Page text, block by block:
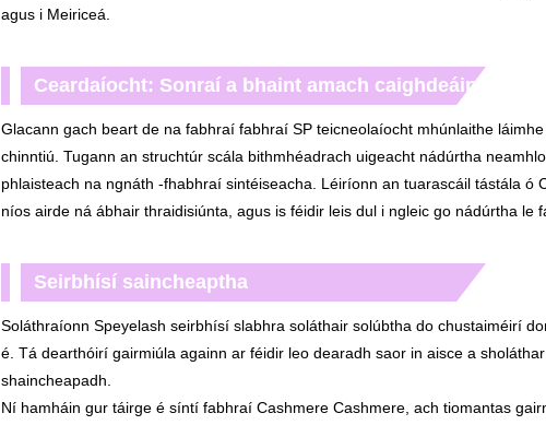
agus i Meiriceá.
Ceardaíocht: Sonraí a bhaint amach caighdeáin
Glacann gach beart de na fabhraí fabhraí SP teicneolaíocht mhúnlaithe
chinntiú. Tugann an struchtúr scála bithmhéadrach uigeacht nádúrtha
phlaisteach na ngnáth -fhabhraí sintéiseacha. Léiríonn an tuarascáil tástála ó
níos airde ná ábhair thraidisiúnta, agus is féidir leis dul i ngleic go nádúrtha le
Seirbhísí saincheaptha
Soláthraíonn Speyelash seirbhísí slabhra soláthair solúbtha do chustaiméirí
é. Tá dearthóirí gairmiúla againn ar féidir leo dearadh saor in aisce a
shaincheapadh.
Ní hamháin gur táirge é síntí fabhraí Cashmere Cashmere, ach tiomantas